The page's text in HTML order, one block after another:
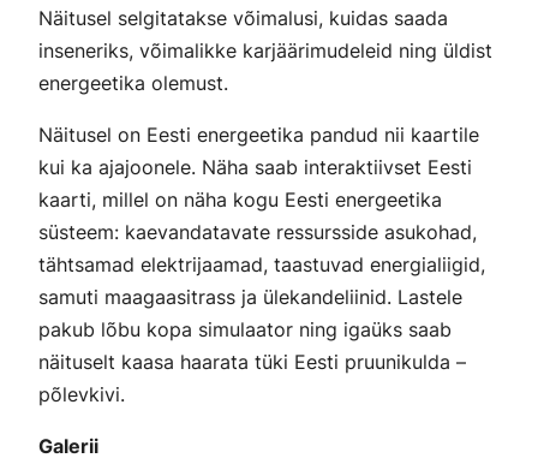
Näitusel selgitatakse võimalusi, kuidas saada
inseneriks, võimalikke karjäärimudeleid ning üldist
energeetika olemust.
Näitusel on Eesti energeetika pandud nii kaartile
kui ka ajajoonele. Näha saab interaktiivset Eesti
kaarti, millel on näha kogu Eesti energeetika
süsteem: kaevandatavate ressursside asukohad,
tähtsamad elektrijaamad, taastuvad energialiigid,
samuti maagaasitrass ja ülekandeliinid. Lastele
pakub lõbu kopa simulaator ning igaüks saab
näituselt kaasa haarata tüki Eesti pruunikulda –
põlevkivi.
Galerii